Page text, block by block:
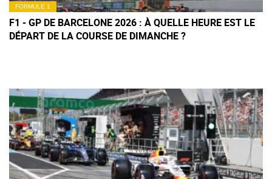
FORMULE 1
F1 - GP DE BARCELONE 2026 : À QUELLE HEURE EST LE
DÉPART DE LA COURSE DE DIMANCHE ?